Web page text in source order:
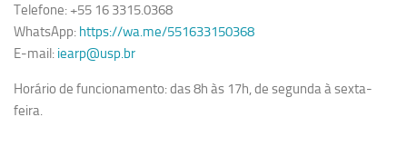
Telefone: +55 16 3315.0368
WhatsApp: https://wa.me/551633150368
E-mail: iearp@usp.br
Horário de funcionamento: das 8h às 17h, de segunda à sexta-
feira.